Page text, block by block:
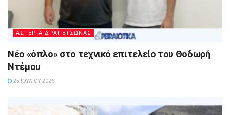
ΑΣΤΕΡΙΑ ΔΡΑΠΕΤΣΩΝΑΣ
Νέο «όπλο» στο τεχνικό επιτελείο του Θοδωρή
Ντέμου
25 ΙΟΥΛΊΟΥ, 2026